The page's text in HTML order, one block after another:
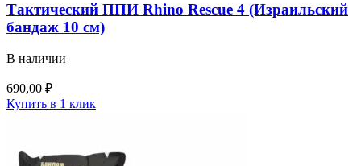
Тактический ППИ Rhino Rescue 4 (Израильский
бандаж 10 см)
В наличии
690,00 ₽
Купить в 1 клик